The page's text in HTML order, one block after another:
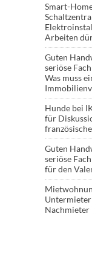
Smart-
Arbeiten
Guten
seriöse
Was muss
Hunde bei
für
Guten
seriöse
für den
Untermieter
Nachmieter